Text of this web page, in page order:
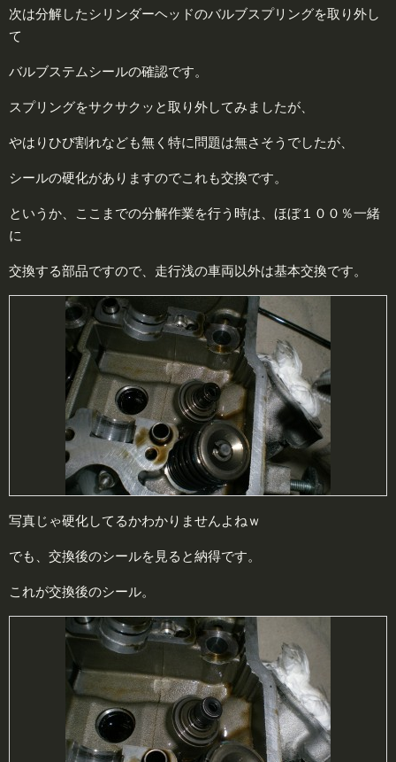
次は分解したシリンダーヘッドのバルブスプリングを取り外し
て
バルブステムシールの確認です。
スプリングをサクサクッと取り外してみましたが、
やはりひび割れなども無く特に問題は無さそうでしたが、
シールの硬化がありますのでこれも交換です。
というか、ここまでの分解作業を行う時は、ほぼ１００％一緒
に
交換する部品ですので、走行浅の車両以外は基本交換です。
写真じゃ硬化してるかわかりませんよねｗ
でも、交換後のシールを見ると納得です。
これが交換後のシール。